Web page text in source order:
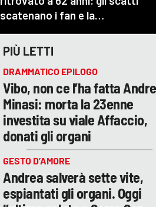
PIÙ LETTI
DRAMMATICO EPILOGO
Vibo, non ce l’ha fatta
Minasi: morta la 23enne
investita su viale Affaccio,
donati gli organi
GESTO D’AMORE
Andrea salverà sette vite,
espiantati gli organi. Oggi